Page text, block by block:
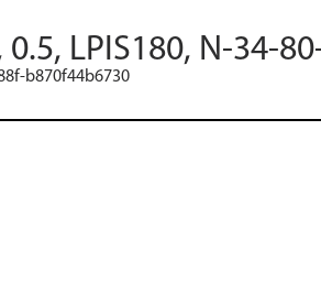
LPIS180, N-34-
b870f44b6730